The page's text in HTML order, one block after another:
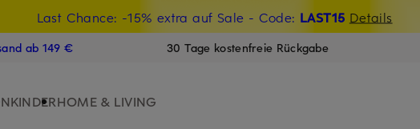
Last Chance: -15% extra auf Sale - Code: LAST15 Details
15€-Willkommensgutschein mit Beyond sichern
ab 149 € 30 Tage kostenfreie Rückgabe
KINDERHOME & LIVING